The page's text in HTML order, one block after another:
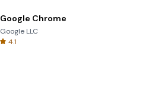
Google Chrome
Google LLC
4.1